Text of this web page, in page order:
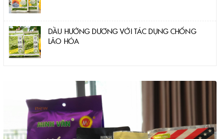
DẦU HƯỚNG DƯƠNG VỚI TÁC DỤNG CHỐNG
LÃO HÓA